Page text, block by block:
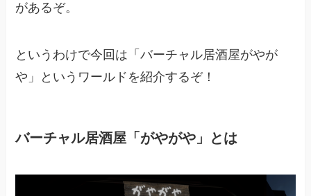
があるぞ。
というわけで今回は「バーチャル居酒屋がやが
や」というワールドを紹介するぞ！
バーチャル居酒屋「がやがや」とは